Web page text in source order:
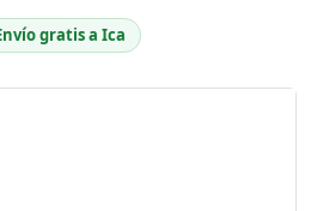
gratis a Ica